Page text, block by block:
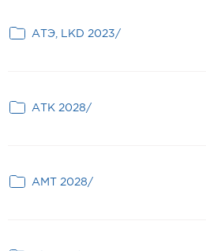
АТЭ, LKD 2023/
АТК 2028/
АМТ 2028/